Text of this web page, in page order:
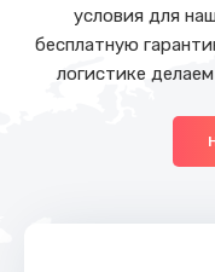
условия для
бесплатную
логистике